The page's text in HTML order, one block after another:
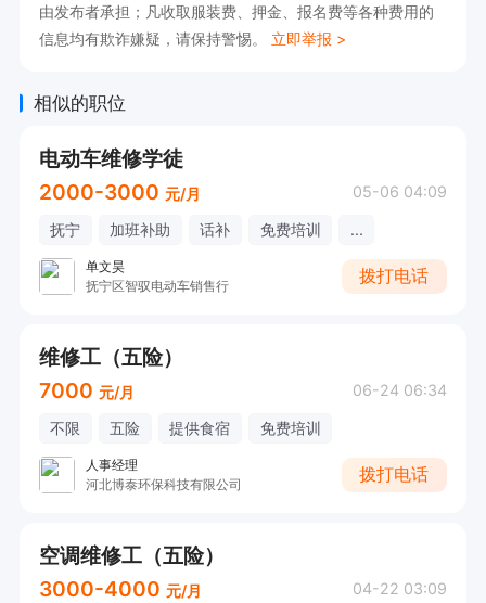
由发布者承担；凡收取服装费、押金、报名费等各种费用的
信息均有欺诈嫌疑，请保持警惕。 立即举报 >
相似的职位
电动车维修学徒
2000-3000 元/月 05-06 04:09
抚宁 加班补助 话补 免费培训 ...
单文昊
抚宁区智驭电动车销售行
拨打电话
维修工（五险）
7000 元/月 06-24 06:34
不限 五险 提供食宿 免费培训
人事经理
河北博泰环保科技有限公司
拨打电话
空调维修工（五险）
3000-4000 元/月 04-22 03:09